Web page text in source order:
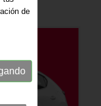
de